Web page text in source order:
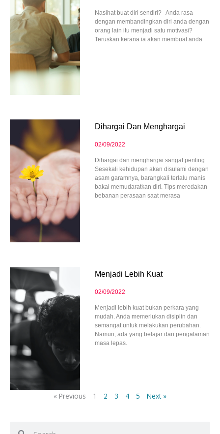
Nasihat buat diri sendiri? Anda rasa
dengan membandingkan diri anda dengan
orang lain itu menjadi satu motivasi?
Teruskan kerana ia akan membuat anda
Dihargai Dan Menghargai
02/09/2022
Dihargai dan menghargai sangat penting
Sesekali kehidupan akan disulami dengan
asam garamnya, barangkali terlalu manis
bakal memudaratkan diri. Tips meredakan
bebanan perasaan saat merasa
Menjadi Lebih Kuat
02/09/2022
Menjadi lebih kuat bukan perkara yang
mudah. Anda memerlukan disiplin dan
semangat untuk melakukan perubahan.
Namun, ada yang belajar dari pengalaman
masa lepas.
« Previous 1 2 3 4 5 Next »